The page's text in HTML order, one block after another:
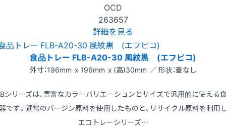
OCD
263657
詳細を見る
食品トレー FLB-A20-30 風紋黒 (エフピコ)
外寸：196mm x 196mm x (高)30mm ／ 形状：蓋なし
シリーズは、豊富なカラーバリエーションとサイズで汎用的に使える
です。通常のバージン原料を使用したものと、リサイクル原料を利用
エコトレーシリーズ…